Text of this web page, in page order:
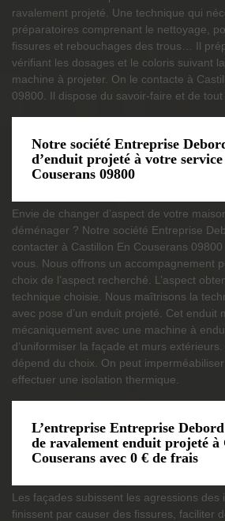
ravalement projeté. Une technique qui
préparatoires comprenant le nettoyage,
fissures et rebouchages des trous… Il
vérifiant les dosages et le coloris suivant
machine à projeter. On le contacte à
09800. Il dispose du savoir-faire et de tout
Notre société Entreprise
d’enduit projeté à votre
Couserans 09800
Envie de changer d’aspect de votre
déménager ? Notre société Entreprise
contacter à Castillon En Couserans
vous. Nous offrons un accompagnement
choix de l’aspect recherché. L’aspect
technique choisie. Nous maîtrisons la
avec pose d’un enduit projeté. Cet enduit
mécaniquement avec une machine à
d’uniformiser la façade et murs
dépend du choix. On peut
effectuer une isolation thermique.
L’entreprise Entreprise
de ravalement enduit projeté à
Couserans avec 0 € de frais
Les façades subissent les agressions des
finissent par causer des fissures, faciliter